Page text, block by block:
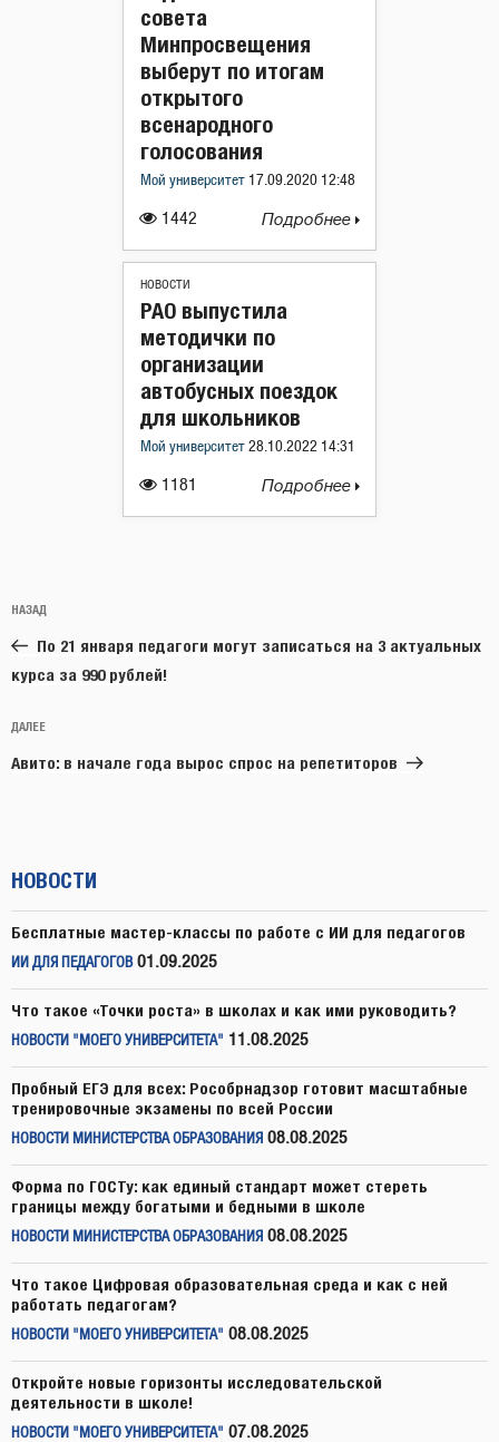
1442
совета
Минпросвещения
выберут по итогам
открытого
всенародного
голосования
Мой университет 17.09.2020 12:48
Подробнее
НОВОСТИ
1181
РАО выпустила
методички по
организации
автобусных поездок
для школьников
Мой университет 28.10.2022 14:31
Подробнее
по
записям
Предыдущая
запись:
НАЗАД
По 21 января педагоги могут записаться на 3 актуальных
курса за 990 рублей!
Следующая
запись
ДАЛЕЕ
Авито: в начале года вырос спрос на репетиторов
НОВОСТИ
Бесплатные мастер-классы по работе с ИИ для педагогов
ИИ ДЛЯ ПЕДАГОГОВ 01.09.2025
Что такое «Точки роста» в школах и как ими руководить?
НОВОСТИ "МОЕГО УНИВЕРСИТЕТА" 11.08.2025
Пробный ЕГЭ для всех: Рособрнадзор готовит масштабные
тренировочные экзамены по всей России
НОВОСТИ МИНИСТЕРСТВА ОБРАЗОВАНИЯ 08.08.2025
Форма по ГОСТу: как единый стандарт может стереть
границы между богатыми и бедными в школе
НОВОСТИ МИНИСТЕРСТВА ОБРАЗОВАНИЯ 08.08.2025
Что такое Цифровая образовательная среда и как с ней
работать педагогам?
НОВОСТИ "МОЕГО УНИВЕРСИТЕТА" 08.08.2025
Откройте новые горизонты исследовательской
деятельности в школе!
НОВОСТИ "МОЕГО УНИВЕРСИТЕТА" 07.08.2025